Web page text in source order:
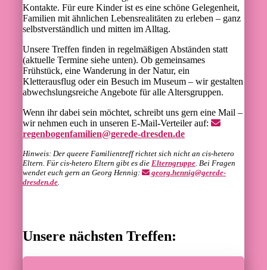
Kontakte. Für eure Kinder ist es eine schöne Gelegenheit,
Familien mit ähnlichen Lebensrealitäten zu erleben – ganz
selbstverständlich und mitten im Alltag.
Unsere Treffen finden in regelmäßigen Abständen statt
(aktuelle Termine siehe unten). Ob gemeinsames
Frühstück, eine Wanderung in der Natur, ein
Kletterausflug oder ein Besuch im Museum – wir gestalten
abwechslungsreiche Angebote für alle Altersgruppen.
Wenn ihr dabei sein möchtet, schreibt uns gern eine Mail –
wir nehmen euch in unseren E-Mail-Verteiler auf:
regenbogenfamilien@gerede-dresden.de
Hinweis: Der queere Familientreff richtet sich nicht an cis-hetero
Eltern. Für cis-hetero Eltern gibt es die Elterngruppe . Bei Fragen
wendet euch gern an Georg Hennig:
georg.hennig@gerede-
dresden.de
Unsere nächsten Treffen: